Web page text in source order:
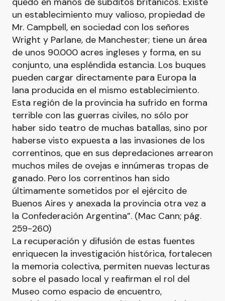
un establecimiento muy valioso, propiedad de
Mr. Campbell, en sociedad con los señores
Wright y Parlane, de Manchester; tiene un área
de unos 90.000 acres ingleses y forma, en su
conjunto, una espléndida estancia. Los buques
pueden cargar directamente para Europa la
lana producida en el mismo establecimiento.
Esta región de la provincia ha sufrido en forma
terrible con las guerras civiles, no sólo por
haber sido teatro de muchas batallas, sino por
haberse visto expuesta a las invasiones de los
correntinos, que en sus depredaciones arrearon
muchos miles de ovejas e innúmeras tropas de
ganado. Pero los correntinos han sido
últimamente sometidos por el ejército de
Buenos Aires y anexada la provincia otra vez a
la Confederación Argentina”. (Mac Cann; pág.
259-260)
La recuperación y difusión de estas fuentes
enriquecen la investigación histórica, fortalecen
la memoria colectiva, permiten nuevas lecturas
sobre el pasado local y reafirman el rol del
Museo como espacio de encuentro,